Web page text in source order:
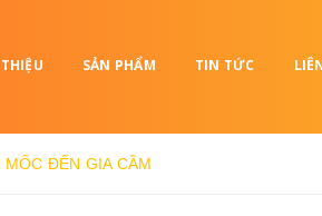
SẢN PHẨM TIN TỨC
ĐẾN GIA CẦM